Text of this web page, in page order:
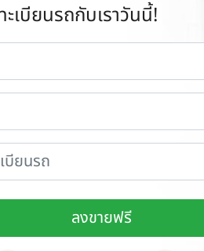
เบียนรถกับเราวันนี้!
ลงขายฟรี